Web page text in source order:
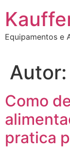
para
conteúdo
Equipamentos e
Autor:
Como
pratica